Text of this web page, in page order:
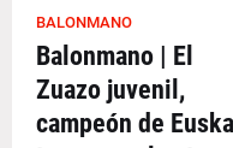
BALONMANO
Balonmano | El
Zuazo juvenil,
campeón de